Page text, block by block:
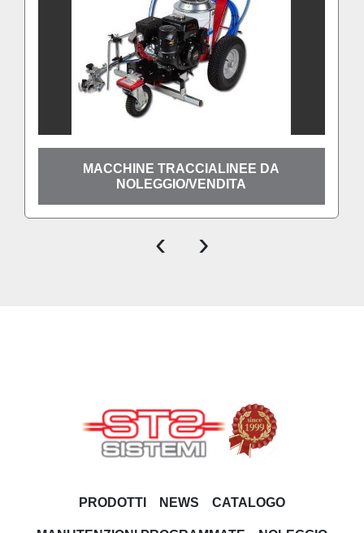
MACCHINE TRACCIALINEE DA
NOLEGGIO/VENDITA
‹ ›
PRODOTTI NEWS CATALOGO